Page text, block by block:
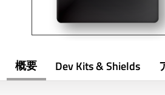
概要 Dev Kits & Shields